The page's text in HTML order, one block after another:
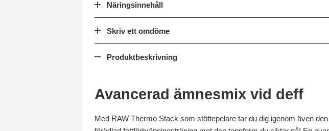
Näringsinnehåll
Skriv ett omdöme
Produktbeskrivning
Avancerad ämnesmix vid deff
Med RAW Thermo Stack som stöttepelare tar du dig igenom även